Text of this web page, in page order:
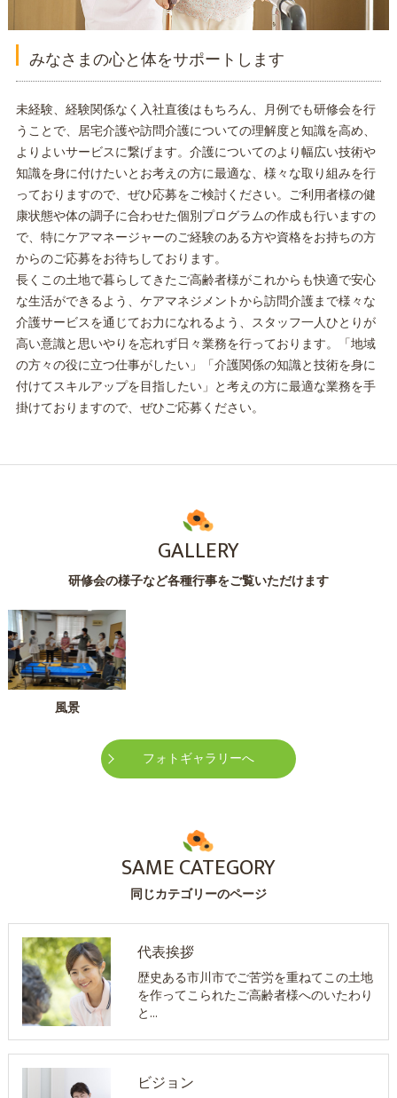
みなさまの心と体をサポートします
未経験、経験関係なく入社直後はもちろん、月例でも研修会を行
うことで、居宅介護や訪問介護についての理解度と知識を高め、
よりよいサービスに繋げます。介護についてのより幅広い技術や
知識を身に付けたいとお考えの方に最適な、様々な取り組みを行
っておりますので、ぜひ応募をご検討ください。ご利用者様の健
康状態や体の調子に合わせた個別プログラムの作成も行いますの
で、特にケアマネージャーのご経験のある方や資格をお持ちの方
からのご応募をお待ちしております。
長くこの土地で暮らしてきたご高齢者様がこれからも快適で安心
な生活ができるよう、ケアマネジメントから訪問介護まで様々な
介護サービスを通じてお力になれるよう、スタッフ一人ひとりが
高い意識と思いやりを忘れず日々業務を行っております。「地域
の方々の役に立つ仕事がしたい」「介護関係の知識と技術を身に
付けてスキルアップを目指したい」と考えの方に最適な業務を手
掛けておりますので、ぜひご応募ください。
研修会の様子など各種行事をご覧いただけます
GALLERY
風景
フォトギャラリーへ
同じカテゴリーのページ
SAME CATEGORY
代表挨拶
歴史ある市川市でご苦労を重ねてこの土地
を作ってこられたご高齢者様へのいたわり
と…
ビジョン